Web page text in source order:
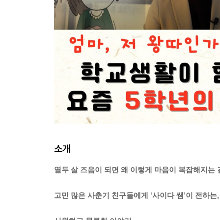
소개
열두 살 즈음이 되면 왜 이렇게 마음이 복잡해지는
고민 많은 사춘기 친구들에게 ‘사이다 쌤’이 전하는,